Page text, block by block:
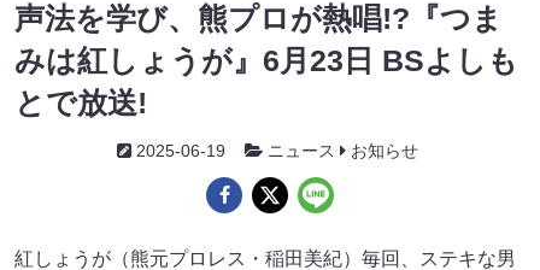
声法を学び、熊プロが熱唱!?『つま
みは紅しょうが』6月23日 BSよしも
とで放送!
2025-06-19 ニュース お知らせ
紅しょうが（熊元プロレス・稲田美紀）毎回、ステキな男